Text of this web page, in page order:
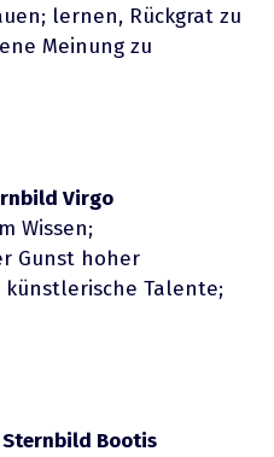
lernen, Rückgrat zu
Meinung zu
Virgo
Wissen;
Gunst hoher
Talente;
Bootis